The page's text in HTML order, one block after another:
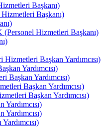
Başkanı)
Başkanı)
Hizmetleri Başkanı)
Başkan Yardımcısı)
Yardımcısı)
Yardımcısı)
Başkan Yardımcısı)
Başkan Yardımcısı)